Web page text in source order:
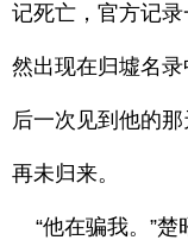
记死亡，官方记录
然出现在归墟名
后一次见到他的
再未归来。
“他在骗我。”